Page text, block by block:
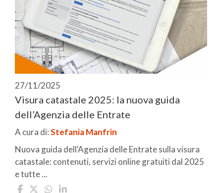
27/11/2025
Visura catastale 2025: la nuova guida
dell’Agenzia delle Entrate
A cura di:Stefania Manfrin
Nuova guida dell'Agenzia delle Entrate sulla visura
catastale: contenuti, servizi online gratuiti dal 2025
e tutte ...